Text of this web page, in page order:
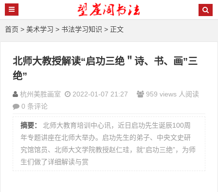
首页 > 美术学习 > 书法学习知识 > 正文
北师大教授解读“启功三绝＂诗、书、画”三
绝”
杭州美胜画室 2022-01-07 21:27
959 views 人阅读
0 条评论
摘要：
北师大教育培训中心讯，近日启功先生诞辰100周
年专题讲座在北师大举办。启功先生的弟子、中央文史研
究馆馆员、北师大文学院教授赵仁珪，就“启功三绝”，为师
生们做了详细解读与赏